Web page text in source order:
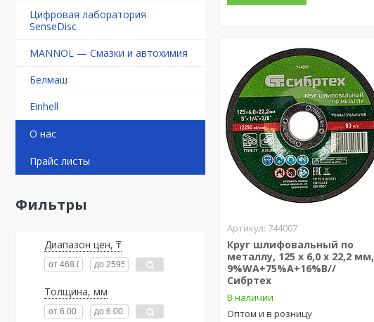
Цифровая лаборатория
SenseDisc
MANNOL — Смазки и автохимия
Белмаш
Einhell
О нас
Прайс листы
Фильтры
Диапазон цен, ₸
Толщина, мм
744007
Круг шлифовальный по
металлу, 125 х 6,0 х 22,2 мм,
9%WA+75%A+16%B//
Сибртех
В наличии
Оптом и в розницу